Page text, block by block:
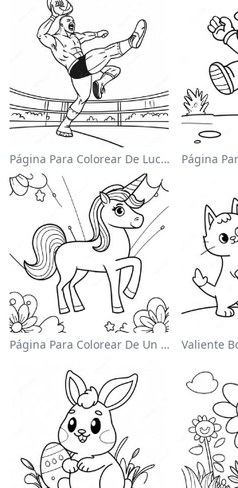
Página Para Colorear De Luchador De Wwe Saltando Sobre Oponente
Página Para Colorear De Un Unicornio Mágico En Un Arcoíris